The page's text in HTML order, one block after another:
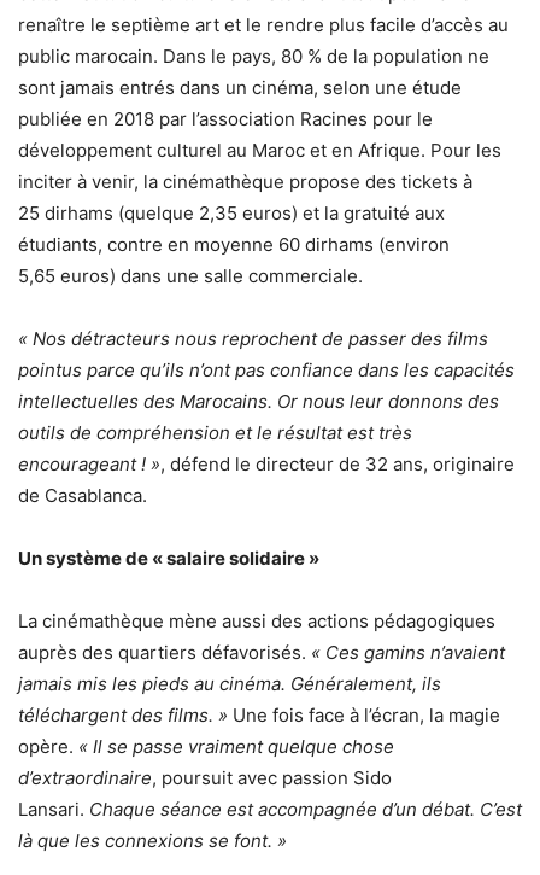
renaître le septième art et le rendre plus facile d’accès au
public marocain. Dans le pays, 80 % de la population ne
sont jamais entrés dans un cinéma, selon une étude
publiée en 2018 par l’association Racines pour le
développement culturel au Maroc et en Afrique. Pour les
inciter à venir, la cinémathèque propose des tickets à
25 dirhams (quelque 2,35 euros) et la gratuité aux
étudiants, contre en moyenne 60 dirhams (environ
5,65 euros) dans une salle commerciale.
« Nos détracteurs nous reprochent de passer des films
pointus parce qu’ils n’ont pas confiance dans les capacités
intellectuelles des Marocains. Or nous leur donnons des
outils de compréhension et le résultat est très
encourageant ! », défend le directeur de 32 ans, originaire
de Casablanca.
Un système de « salaire solidaire »
La cinémathèque mène aussi des actions pédagogiques
auprès des quartiers défavorisés. « Ces gamins n’avaient
jamais mis les pieds au cinéma. Généralement, ils
téléchargent des films. » Une fois face à l’écran, la magie
opère. « Il se passe vraiment quelque chose
d’extraordinaire, poursuit avec passion Sido
Lansari. Chaque séance est accompagnée d’un débat. C’est
là que les connexions se font. »